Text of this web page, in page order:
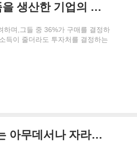
미국인 5명중 4명이 제품을 고를 때 해당 제품을 생산한 기업의 명성을 고려하며, 그들 중 36%가 구매를 결정하는 중요한 요인으로 기업의 명성을 꼽았다.
하며,그들 중 36%가 구매를 결정하
득이 줄더라도 투자처를 결정하는
기업 관료주의는 민들레와 비슷하다. 민들레는 아무데서나 자라기 쉬우며, 뿌리 채 뽑지 않으면 또 다시 자라게 된다.